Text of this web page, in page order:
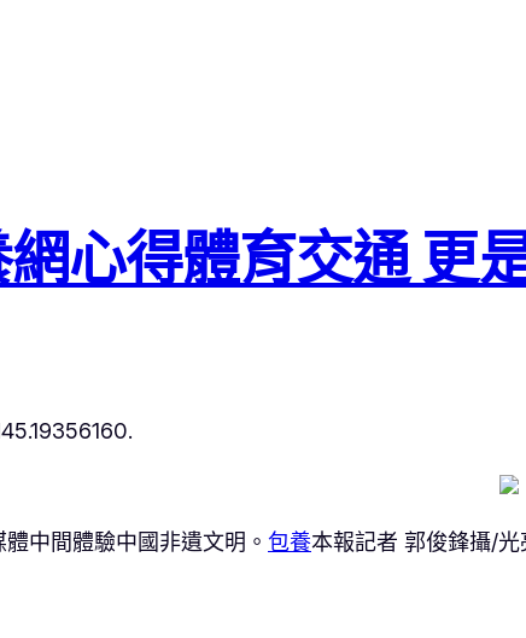
心得體育交通 更
中間體驗中國非遺文明。 包養本報記者 郭俊鋒攝/光